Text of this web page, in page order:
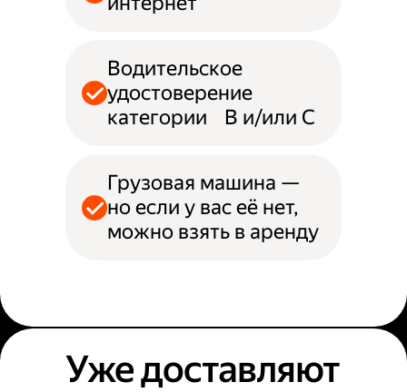
Водительское
удостоверение
категории B и/или С
Грузовая машина —
но если у вас её нет,
можно взять в аренду
Уже доставляют